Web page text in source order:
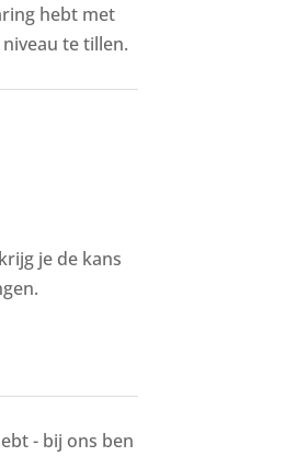
hebt met
te tillen.
je de kans
- bij ons ben